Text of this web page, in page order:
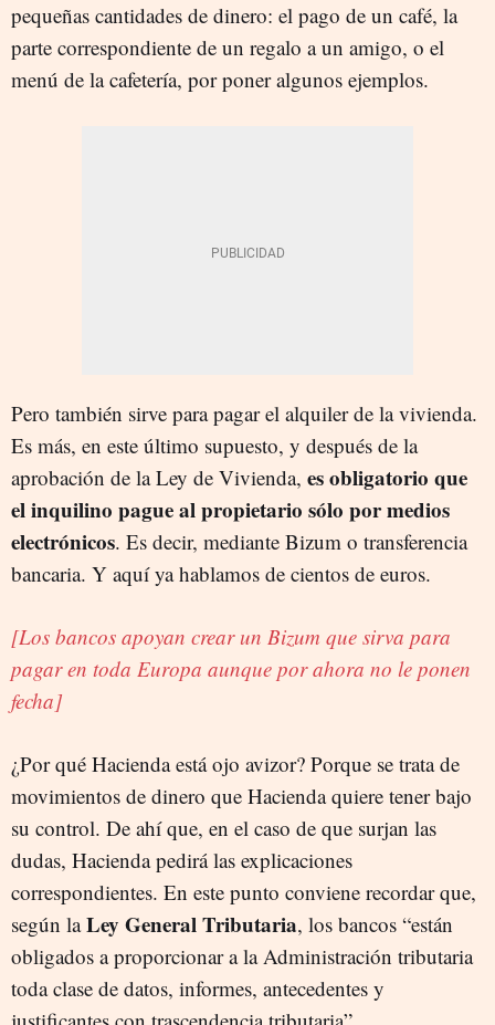
pequeñas cantidades de dinero: el pago de un café, la
parte correspondiente de un regalo a un amigo, o el
menú de la cafetería, por poner algunos ejemplos.
Pero también sirve para pagar el alquiler de la vivienda.
Es más, en este último supuesto, y después de la
aprobación de la Ley de Vivienda, es obligatorio que
el inquilino pague al propietario sólo por medios
electrónicos. Es decir, mediante Bizum o transferencia
bancaria. Y aquí ya hablamos de cientos de euros.
[Los bancos apoyan crear un Bizum que sirva para
pagar en toda Europa aunque por ahora no le ponen
fecha]
¿Por qué Hacienda está ojo avizor? Porque se trata de
movimientos de dinero que Hacienda quiere tener bajo
su control. De ahí que, en el caso de que surjan las
dudas, Hacienda pedirá las explicaciones
correspondientes. En este punto conviene recordar que,
según laLey General Tributaria, los bancos “están
obligados a proporcionar a la Administración tributaria
toda clase de datos, informes, antecedentes y